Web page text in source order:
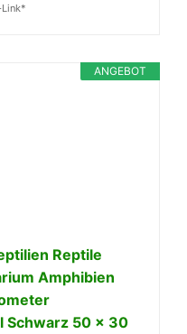
ANGEBOT
Reptile
Amphibien
Schwarz 50 x 30